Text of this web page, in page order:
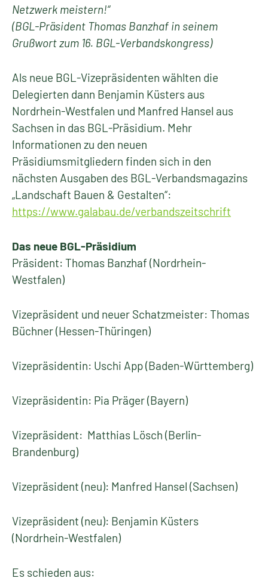
Netzwerk meistern!“
(BGL-Präsident Thomas Banzhaf in seinem
Grußwort zum 16. BGL-Verbandskongress)
Als neue BGL-Vizepräsidenten wählten die
Delegierten dann Benjamin Küsters aus
Nordrhein-Westfalen und Manfred Hansel aus
Sachsen in das BGL-Präsidium. Mehr
Informationen zu den neuen
Präsidiumsmitgliedern finden sich in den
nächsten Ausgaben des BGL-Verbandsmagazins
„Landschaft Bauen & Gestalten“:
https://www.galabau.de/verbandszeitschrift
Das neue BGL-Präsidium
Präsident: Thomas Banzhaf (Nordrhein-
Westfalen)
Vizepräsident und neuer Schatzmeister: Thomas
Büchner (Hessen-Thüringen)
Vizepräsidentin: Uschi App (Baden-Württemberg)
Vizepräsidentin: Pia Präger (Bayern)
Vizepräsident: Matthias Lösch (Berlin-
Brandenburg)
Vizepräsident (neu): Manfred Hansel (Sachsen)
Vizepräsident (neu): Benjamin Küsters
(Nordrhein-Westfalen)
Es schieden aus: